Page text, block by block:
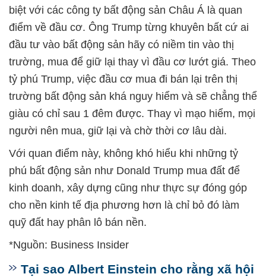
biệt với các công ty bất động sản Châu Á là quan
điểm về đầu cơ. Ông Trump từng khuyên bất cứ ai
đầu tư vào bất động sản hãy có niềm tin vào thị
trường, mua để giữ lại thay vì đầu cơ lướt giá. Theo
tỷ phú Trump, việc đầu cơ mua đi bán lại trên thị
trường bất động sản khá nguy hiểm và sẽ chẳng thể
giàu có chỉ sau 1 đêm được. Thay vì mạo hiểm, mọi
người nên mua, giữ lại và chờ thời cơ lâu dài.
Với quan điểm này, không khó hiểu khi những tỷ
phú bất động sản như Donald Trump mua đất để
kinh doanh, xây dựng cũng như thực sự đóng góp
cho nền kinh tế địa phương hơn là chỉ bỏ đó làm
quỹ đất hay phân lô bán nền.
*Nguồn: Business Insider
Tại sao Albert Einstein cho rằng xã hội